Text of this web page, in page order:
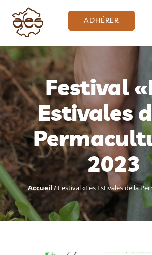
ADHÉRER
Festival
Estivales
2023
Accueil / Festival «Les Estivales de la